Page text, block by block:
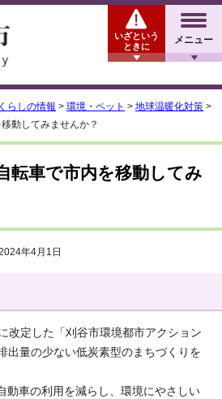
メニュー
いざという
ときに
くらしの情報 > 環境・ペット > 地球温暖化対策 >
動してみませんか？
転車で市内を移動してみ
年4月1日
改定した「刈谷市環境都市アクション
出量の少ない低炭素型のまちづくりを
動車の利用を減らし、環境にやさしい